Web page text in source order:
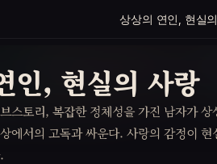
상상의 연인, 현실
인, 현실의 사랑
스토리, 복잡한 정체성을 가진 남자가
에서의 고독과 싸운다. 사랑의 감정이